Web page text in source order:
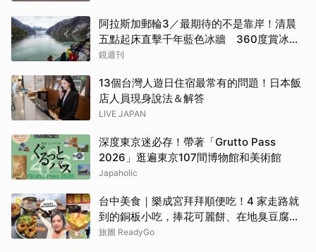
阿拉斯加郵輪3／最期待的不是靠岸！清晨
五點起床直擊千年藍色冰牆 360度賞冰川
太療癒
鏡週刊
13個台灣人遊日住宿最常有的問題！日本飯
店人員現身說法＆解答
LIVE JAPAN
深度東京迷必存！帶著「Grutto Pass
2026」逛遍東京107間博物館和美術館
Japaholic
台中美食｜樂成宮拜拜順便吃！4 家走路就
到的銅板小吃，捧花可麗餅、在地臭豆腐、
烤甜甜圈一次收
旅圖 ReadyGo